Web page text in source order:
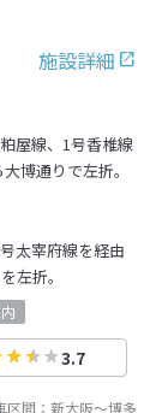
施設詳細
屋線、1号香椎線
博通りで左折。
太宰府線を経由
左折。
3.7
間： 新大阪～博多